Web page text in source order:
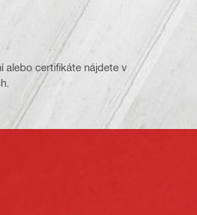
alebo certifikáte nájdete v